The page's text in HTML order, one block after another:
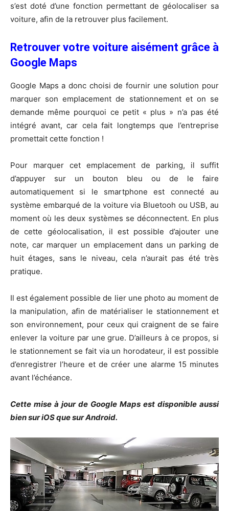
s’est doté d’une fonction permettant de géolocaliser sa
voiture, afin de la retrouver plus facilement.
Retrouver votre voiture aisément grâce à
Google Maps
Google Maps a donc choisi de fournir une solution pour
marquer son emplacement de stationnement et on se
demande même pourquoi ce petit « plus » n’a pas été
intégré avant, car cela fait longtemps que l’entreprise
promettait cette fonction !
Pour marquer cet emplacement de parking, il suffit
d’appuyer sur un bouton bleu ou de le faire
automatiquement si le smartphone est connecté au
système embarqué de la voiture via Bluetooh ou USB, au
moment où les deux systèmes se déconnectent. En plus
de cette géolocalisation, il est possible d’ajouter une
note, car marquer un emplacement dans un parking de
huit étages, sans le niveau, cela n’aurait pas été très
pratique.
Il est également possible de lier une photo au moment de
la manipulation, afin de matérialiser le stationnement et
son environnement, pour ceux qui craignent de se faire
enlever la voiture par une grue. D’ailleurs à ce propos, si
le stationnement se fait via un horodateur, il est possible
d’enregistrer l’heure et de créer une alarme 15 minutes
avant l’échéance.
Cette mise à jour de Google Maps est disponible aussi
bien sur iOS que sur Android.